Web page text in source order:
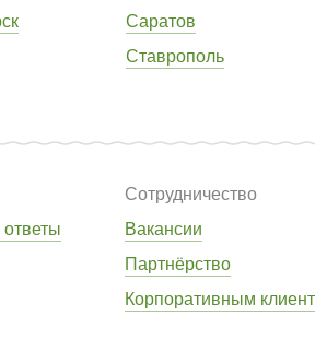
Саратов
Ставрополь
Сотрудничество
Вакансии
Партнёрство
Корпоративным